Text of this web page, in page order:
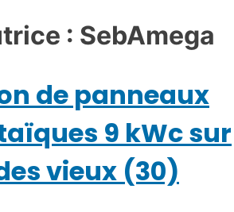
: SebAmega
de panneaux
9 kWc sur
vieux (30)